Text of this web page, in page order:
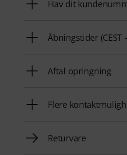
Hav dit
Åbningstider
Aftal opringning
Flere
Returvare